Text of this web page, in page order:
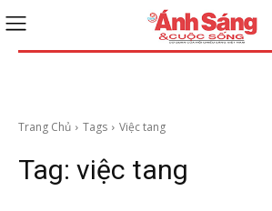
Trang Chủ Tags Việc tang
Tag: việc tang